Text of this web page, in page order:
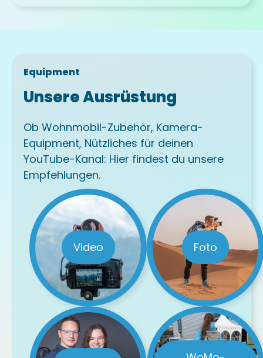
Equipment
Unsere Ausrüstung
Ob Wohnmobil-Zubehör, Kamera-
Equipment, Nützliches für deinen
YouTube-Kanal: Hier findest du unsere
Empfehlungen.
Video Foto